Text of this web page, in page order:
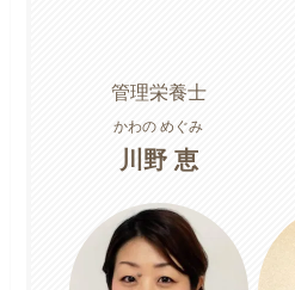
管理栄養士
かわの めぐみ
川野 恵